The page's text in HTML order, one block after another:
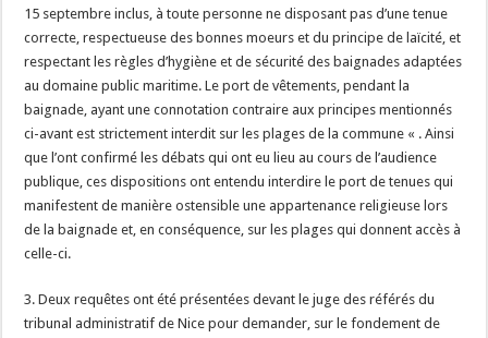
15 septembre inclus, à toute personne ne disposant pas d’une tenue
correcte, respectueuse des bonnes moeurs et du principe de laïcité, et
respectant les règles d’hygiène et de sécurité des baignades adaptées
au domaine public maritime. Le port de vêtements, pendant la
baignade, ayant une connotation contraire aux principes mentionnés
ci-avant est strictement interdit sur les plages de la commune « . Ainsi
que l’ont confirmé les débats qui ont eu lieu au cours de l’audience
publique, ces dispositions ont entendu interdire le port de tenues qui
manifestent de manière ostensible une appartenance religieuse lors
de la baignade et, en conséquence, sur les plages qui donnent accès à
celle-ci.
3. Deux requêtes ont été présentées devant le juge des référés du
tribunal administratif de Nice pour demander, sur le fondement de